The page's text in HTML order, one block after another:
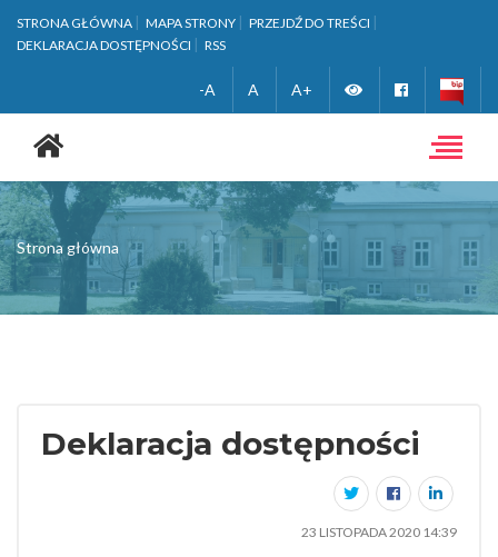
STRONA GŁÓWNA MAPA STRONY
PRZEJDŹ DO TREŚCI
DEKLARACJA DOSTĘPNOŚCI
RSS
-A A A+ Zmień
kontrastową
Facebook
Toggle
główna
Strona główna
Deklaracja dostępności
23 LISTOPADA 2020 14:39